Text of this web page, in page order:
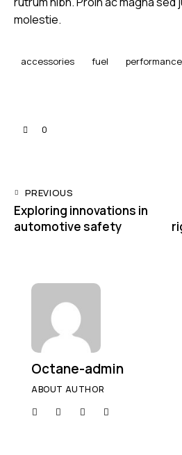
molestie.
accessories fuel performance
0
PREVIOUS
Exploring innovations in
automotive safety
Octane-admin
ABOUT AUTHOR